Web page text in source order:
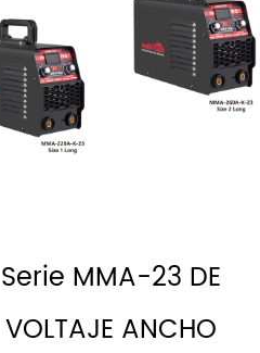
Serie MMA-23 DE
VOLTAJE ANCHO